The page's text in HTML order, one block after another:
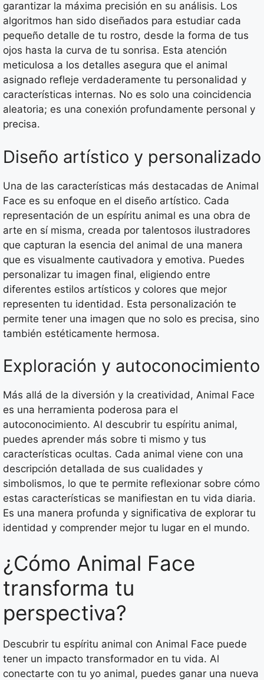
garantizar la máxima precisión en su análisis. Los
algoritmos han sido diseñados para estudiar cada
pequeño detalle de tu rostro, desde la forma de tus
ojos hasta la curva de tu sonrisa. Esta atención
meticulosa a los detalles asegura que el animal
asignado refleje verdaderamente tu personalidad y
características internas. No es solo una coincidencia
aleatoria; es una conexión profundamente personal y
precisa.
Diseño artístico y personalizado
Una de las características más destacadas de Animal
Face es su enfoque en el diseño artístico. Cada
representación de un espíritu animal es una obra de
arte en sí misma, creada por talentosos ilustradores
que capturan la esencia del animal de una manera
que es visualmente cautivadora y emotiva. Puedes
personalizar tu imagen final, eligiendo entre
diferentes estilos artísticos y colores que mejor
representen tu identidad. Esta personalización te
permite tener una imagen que no solo es precisa, sino
también estéticamente hermosa.
Exploración y autoconocimiento
Más allá de la diversión y la creatividad, Animal Face
es una herramienta poderosa para el
autoconocimiento. Al descubrir tu espíritu animal,
puedes aprender más sobre ti mismo y tus
características ocultas. Cada animal viene con una
descripción detallada de sus cualidades y
simbolismos, lo que te permite reflexionar sobre cómo
estas características se manifiestan en tu vida diaria.
Es una manera profunda y significativa de explorar tu
identidad y comprender mejor tu lugar en el mundo.
¿Cómo Animal Face
transforma tu
perspectiva?
Descubrir tu espíritu animal con Animal Face puede
tener un impacto transformador en tu vida. Al
conectarte con tu yo animal, puedes ganar una nueva